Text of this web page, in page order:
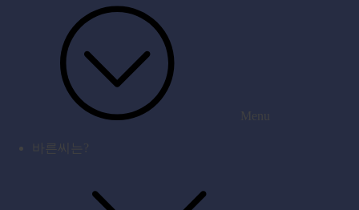
Menu
바른씨는?